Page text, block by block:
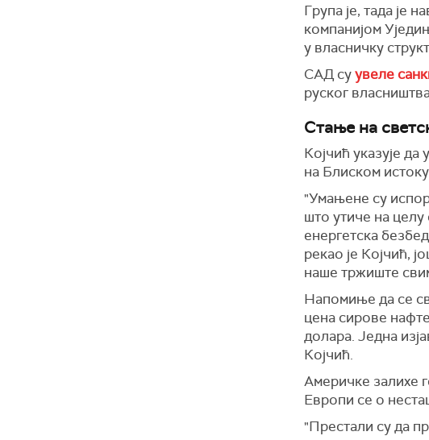
Група је, тада је
компанијом
у власничку
САД суувеле
руског
Стање на
Којчић указује
на Блиском
"Умањене су
што утиче на целу
енергетска
рекао је Којчић,
наше тржиште
Напомиње да се
цена сирове
долара. Једна
Којчић.
Америчке залихе
Европи се о
"Престали су да